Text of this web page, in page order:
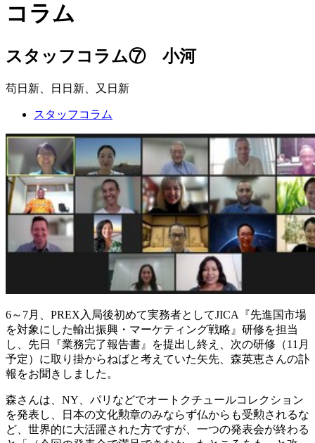
コラム
スタッフコラム⑦ 小河
苟日新、日日新、又日新
スタッフコラム
6～7月、PREX入局後初めて実務者としてJICA『先進国市場
を対象にした輸出振興・マーケティング戦略』研修を担当
し、先日『業務完了報告書』を提出し終え、次の研修（11月
予定）に取り掛からねばと考えていた矢先、森英恵さんの訃
報をお聞きしました。
森さんは、NY、パリなどでオートクチュールコレクション
を発表し、日本の文化勲章のみならず仏からも受勲されるな
ど、世界的に大活躍された方ですが、一つの発表会が終わる